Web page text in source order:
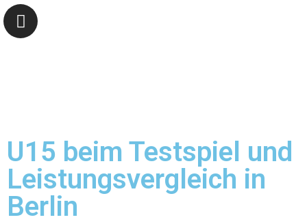
U15 beim Testspiel und
Leistungsvergleich in
Berlin